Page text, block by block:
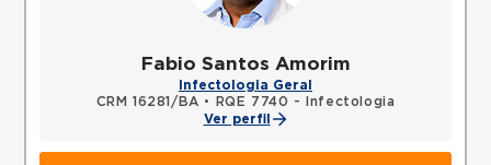
Fabio Santos Amorim
Infectologia Geral
CRM 16281/BA •
RQE 7740 - Infectologia
Ver perfil